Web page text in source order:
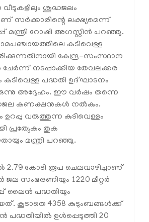
വീടുകളിലും ശുദ്ധജലം
സര്‍ക്കാരിന്റെ ലക്ഷ്യമെന്ന്
മന്ത്രി റോഷി അഗസ്റ്റിന്‍ പറഞ്ഞു.
കുടിവെള്ള
കേന്ദ്ര-സംസ്ഥാന
നടപ്പാക്കിയ തേവലക്കര
കുടിവെള്ള പദ്ധതി ഉദ്ഘാടനം
അദ്ദേഹം. ഈ വര്‍ഷം തന്നെ
കണക്ഷനുകള്‍ നല്‍കും.
വരുത്തുന്ന കുടിവെള്ളം
പ്രത്യേകം തുക
മന്ത്രി പറഞ്ഞു.
2.79 കോടി രൂപ ചെലവാഴിച്ചാണ്
ജല സംഭരണിയും 1220 മീറ്റര്‍
ലൈന്‍ പദ്ധതിയും
കൂടാതെ 4358 കുടുംബങ്ങള്‍ക്ക്
പദ്ധതിയില്‍ ഉള്‍പ്പെടുത്തി 20